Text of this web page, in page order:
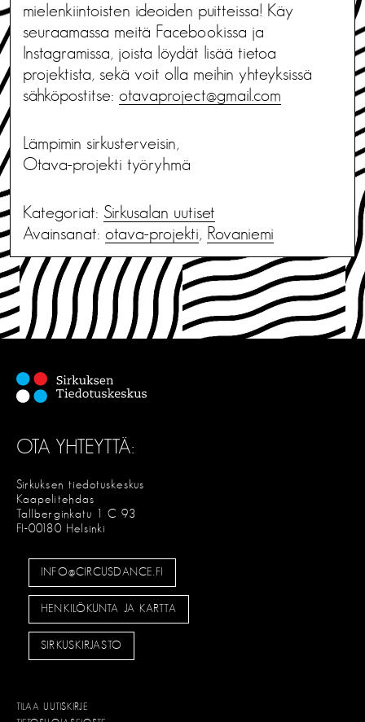
mielenkiintoisten ideoiden puitteissa! Käy
seuraamassa meitä Facebookissa ja
Instagramissa, joista löydät lisää tietoa
projektista, sekä voit olla meihin yhteyksissä
sähköpostitse: otavaproject@gmail.com
Lämpimin sirkusterveisin,
Otava-projekti työryhmä
Kategoriat: Sirkusalan uutiset
Avainsanat: otava-projekti, Rovaniemi
OTA YHTEYTTÄ:
Sirkuksen tiedotuskeskus
Kaapelitehdas
Tallberginkatu 1 C 93
FI-00180 Helsinki
INFO@CIRCUSDANCE.FI
HENKILÖKUNTA JA KARTTA
SIRKUSKIRJASTO
TILAA UUTISKIRJE